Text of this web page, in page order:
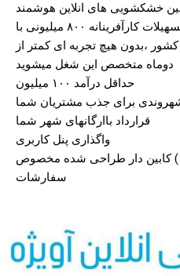
خشکشویی های انلاین هوشمند
محلی را باشرایط ویژه وتسهیلات کارآفرینانه ۸۰۰ میلیونی با
،بدون هیچ تجربه ای کمتر از
دوماه متخصص این شغل میشوید
حداقل درآمد ۱۰۰ میلیون
شهروندی برای جذب مشتریان شما
قرارداد باارگانهای شهر شما
واگذاری پنل کاربری
) کابین دار طراحی شده مخصوص
سفارشات